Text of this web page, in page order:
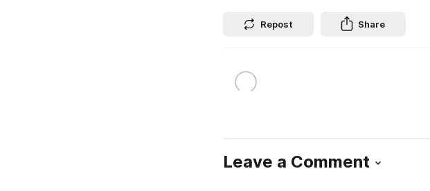
Repost Share
Leave a Comment